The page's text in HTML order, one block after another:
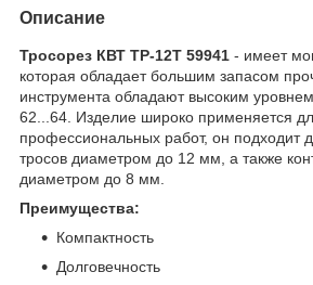
Описание
Тросорез КВТ ТР-12T 59941 - имеет
которая обладает большим запасом
инструмента обладают высоким
62...64. Изделие широко применяется
профессиональных работ, он подходит
тросов диаметром до 12 мм, а также
диаметром до 8 мм.
Преимущества:
Компактность
Долговечность